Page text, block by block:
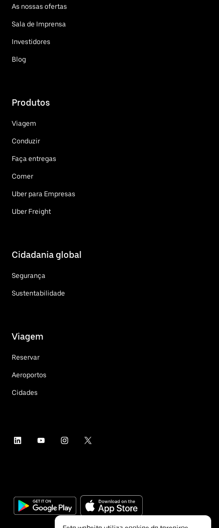
As nossas ofertas
Sala de Imprensa
Investidores
Blog
Produtos
Viagem
Conduzir
Faça entregas
Comer
Uber para Empresas
Uber Freight
Cidadania global
Segurança
Sustentabilidade
Viagem
Reservar
Aeroportos
Cidades